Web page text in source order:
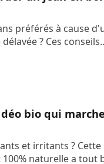
préférés à cause
? Ces conseils
probablement à
garde-robe...
bio qui marche
et irritants ? Cette
naturelle a tout